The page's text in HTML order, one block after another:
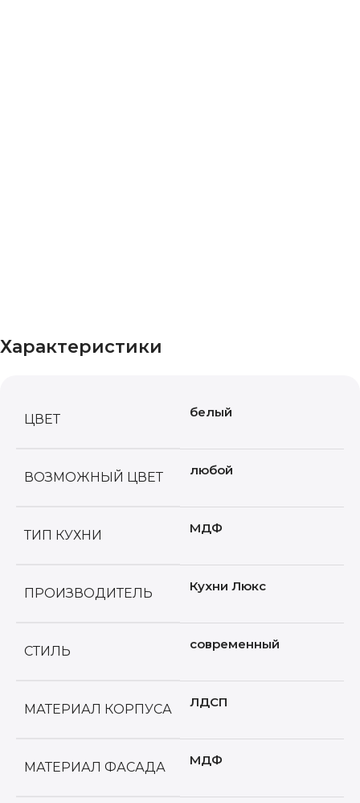
Характеристики
ЦВЕТ белый
ВОЗМОЖНЫЙ ЦВЕТ любой
ТИП КУХНИ МДФ
ПРОИЗВОДИТЕЛЬ Кухни Люкс
СТИЛЬ современный
МАТЕРИАЛ КОРПУСА ЛДСП
МАТЕРИАЛ ФАСАДА МДФ